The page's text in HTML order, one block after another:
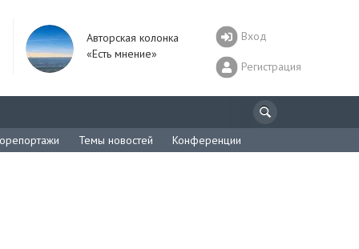
Авторская колонка
«Есть мнение»
Вход
Регистрация
Темы новостей Конференции